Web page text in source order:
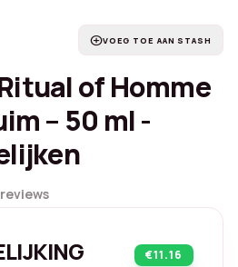
add_circleVOEG TOE AAN STASH
of Homme
– 50 ml -
€11.16